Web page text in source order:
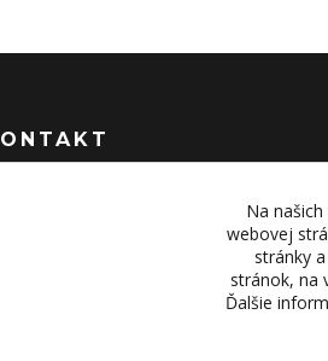
Na
webovej
stránky
stránok, na
Ďalšie